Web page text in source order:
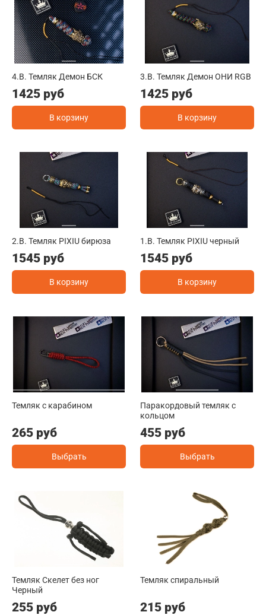
4.B. Темляк Демон БСК
1425 руб
В корзину
3.B. Темляк Демон ОНИ RGB
1425 руб
В корзину
2.B. Темляк PIXIU бирюза
1545 руб
В корзину
1.B. Темляк PIXIU черный
1545 руб
В корзину
Темляк с карабином
265 руб
Выбрать
Паракордовый темляк с
кольцом
455 руб
Выбрать
Темляк Скелет без ног
Черный
255 руб
Темляк спиральный
215 руб